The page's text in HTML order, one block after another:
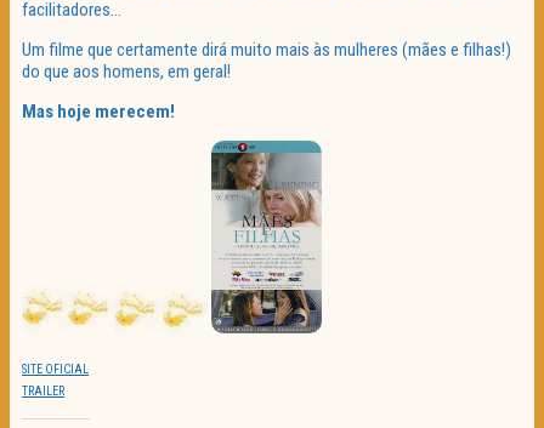
facilitadores…
Um filme que certamente dirá muito mais às mulheres (mães e filhas!)
do que aos homens, em geral!
Mas hoje merecem!
SITE OFICIAL
TRAILER